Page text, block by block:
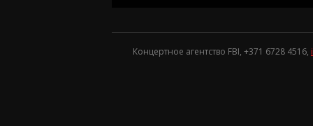
Концертное агентство FBI, +371 6728 4516,